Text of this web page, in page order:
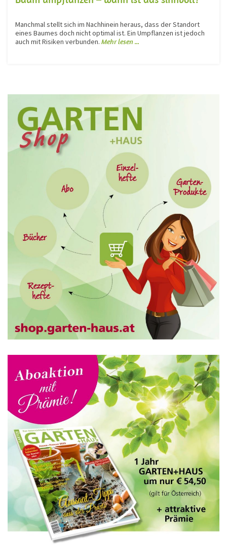
Manchmal stellt sich im Nachhinein heraus, dass der Standort
eines Baumes doch nicht optimal ist. Ein Umpflanzen ist jedoch
auch mit Risiken verbunden. Mehr lesen ...